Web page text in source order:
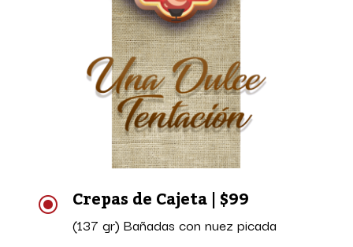
\ Crepas de Cajeta | $99
(137 gr) Bañadas con nuez picada